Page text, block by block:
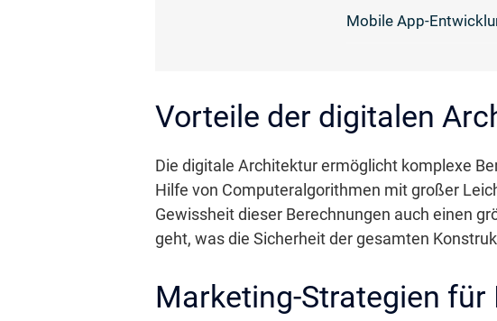
Mobile App-
Vorteile der digitalen
Die digitale Architektur ermöglicht komplexe
Hilfe von Computeralgorithmen mit großer
Gewissheit dieser Berechnungen auch einen
geht, was die Sicherheit der gesamten
Marketing-Strategien